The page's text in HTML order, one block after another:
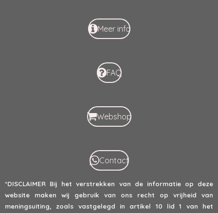
Meer info
FAQ
Webshop
Contact
*DISCLAIMER Bij het verstrekken van de informatie op deze
website maken wij gebruik van ons recht op vrijheid van
meningsuiting, zoals vastgelegd in artikel 10 lid 1 van het